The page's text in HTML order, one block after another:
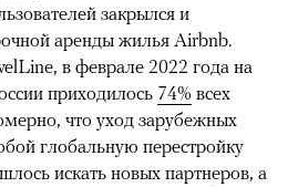
закрылся и
аренды жилья Airbnb.
в феврале 2022 года на
приходилось 74% всех
что уход зарубежных
глобальную перестройку
искать новых партнеров, а